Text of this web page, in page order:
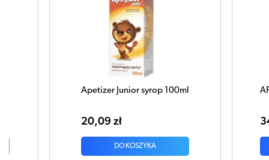
APETIZER Senior syrop 240ml
34,31 zł
DO KOSZYKA